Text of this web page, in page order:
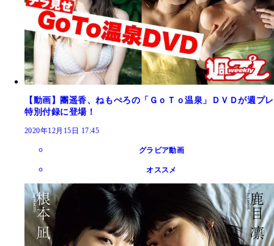
【動画】團遥香、ねもぺろの「ＧｏＴｏ温泉」ＤＶＤが週プレ
特別付録に登場！
2020年12月15日 17:45
グラビア動画
オススメ